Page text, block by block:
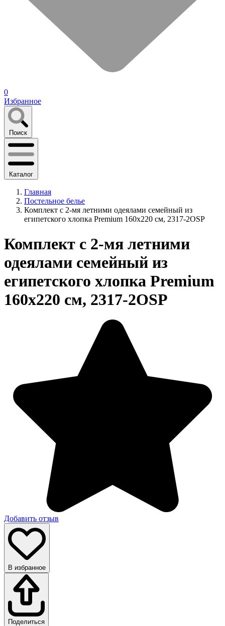
0
Избранное
Поиск
Каталог
Главная
Постельное белье
Комплект с 2-мя летними одеялами семейный из
египетского хлопка Premium 160х220 см, 2317-2OSP
Комплект с 2-мя летними
одеялами семейный из
египетского хлопка Premium
160х220 см, 2317-2OSP
Добавить отзыв
В избранное
Поделиться